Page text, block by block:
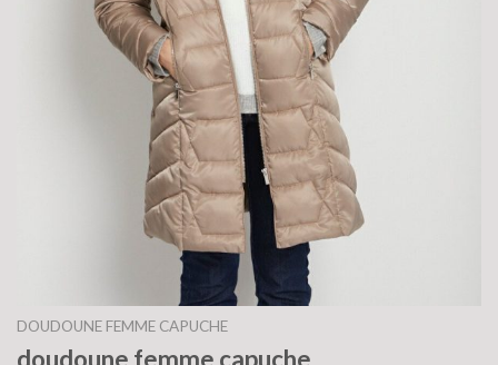
DOUDOUNE FEMME CAPUCHE
doudoune femme capuche